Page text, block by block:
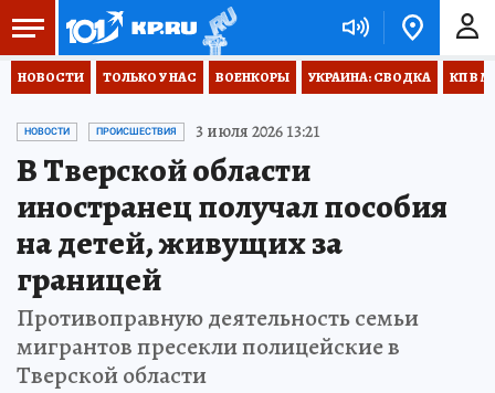
НОВОСТИ ТОЛЬКО У НАС ВОЕНКОРЫ УКРАИНА: СВОДКА КП В
НОВОСТИ ПРОИСШЕСТВИЯ 3 июля 2026 13:21
В Тверской области
иностранец получал пособия
на детей, живущих за
границей
Противоправную деятельность семьи
мигрантов пресекли полицейские в
Тверской области